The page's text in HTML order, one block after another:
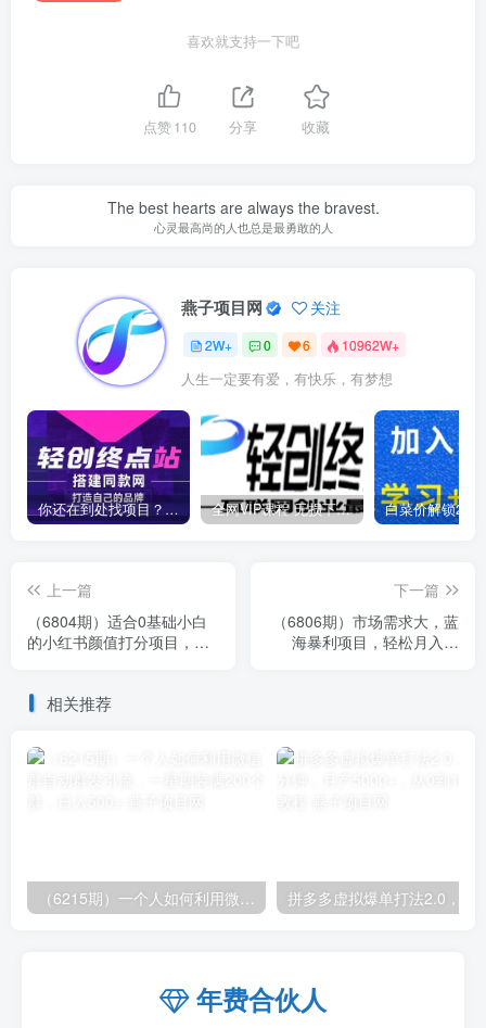
喜欢就支持一下吧
点赞110 分享 收藏
The best hearts are always the bravest.
心灵最高尚的人也总是最勇敢的人
燕子项目网 关注
2W+ 0 6 10962W+
人生一定要有爱，有快乐，有梦想
你还在到处找项目？还在当韭菜？我靠卖项目一个月收入5万+，曾经我也是个失败者。 全网VIP课程 无损下载~
上一篇
（6804期）适合0基础小白
的小红书颜值打分项目，一
下一篇
（6806期）市场需求大，蓝
海暴利项目，轻松月入过
相关推荐
年费合伙人